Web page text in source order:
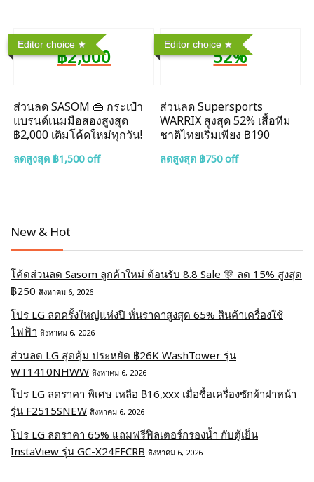
Editor choice
฿2,000
ส่วนลด SASOM 👜 กระเป๋า
แบรนด์เนมมือสองสูงสุด
฿2,000 เติมโค้ดใหม่ทุกวัน!
ลดสูงสุด ฿1,500 off
Editor choice
52%
ส่วนลด Supersports
WARRIX สูงสุด 52% เสื้อทีม
ชาติไทยเริ่มเพียง ฿190
ลดสูงสุด ฿750 off
New & Hot
โค้ดส่วนลด Sasom ลูกค้าใหม่ ต้อนรับ 8.8 Sale 🎊 ลด 15% สูงสุด
฿250 สิงหาคม 6, 2026
โปร LG ลดครั้งใหญ่แห่งปี หั่นราคาสูงสุด 65% สินค้าเครื่องใช้
ไฟฟ้า สิงหาคม 6, 2026
ส่วนลด LG สุดคุ้ม ประหยัด ฿26K WashTower รุ่น
WT1410NHWW สิงหาคม 6, 2026
โปร LG ลดราคา พิเศษ เหลือ ฿16,xxx เมื่อซื้อเครื่องซักผ้าฝาหน้า
รุ่น F2515SNEW สิงหาคม 6, 2026
โปร LG ลดราคา 65% แถมฟรีฟิลเตอร์กรองน้ำ กับตู้เย็น
InstaView รุ่น GC-X24FFCRB สิงหาคม 6, 2026